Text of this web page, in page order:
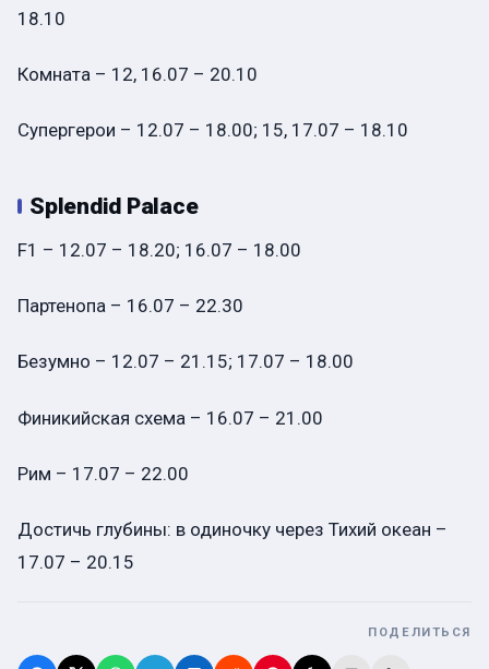
18.10
Комната – 12, 16.07 – 20.10
Супергерои – 12.07 – 18.00; 15, 17.07 – 18.10
Splendid Palace
F1 – 12.07 – 18.20; 16.07 – 18.00
Партенопа – 16.07 – 22.30
Безумно – 12.07 – 21.15; 17.07 – 18.00
Финикийская схема – 16.07 – 21.00
Рим – 17.07 – 22.00
Достичь глубины: в одиночку через Тихий океан –
17.07 – 20.15
ПОДЕЛИТЬСЯ